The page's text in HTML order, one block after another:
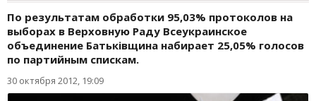
По результатам обработки 95,03% протоколов на
выборах в Верховную Раду Всеукраинское
объединение Батьківщина набирает 25,05% голосов
по партийным спискам.
30 октября 2012, 19:09